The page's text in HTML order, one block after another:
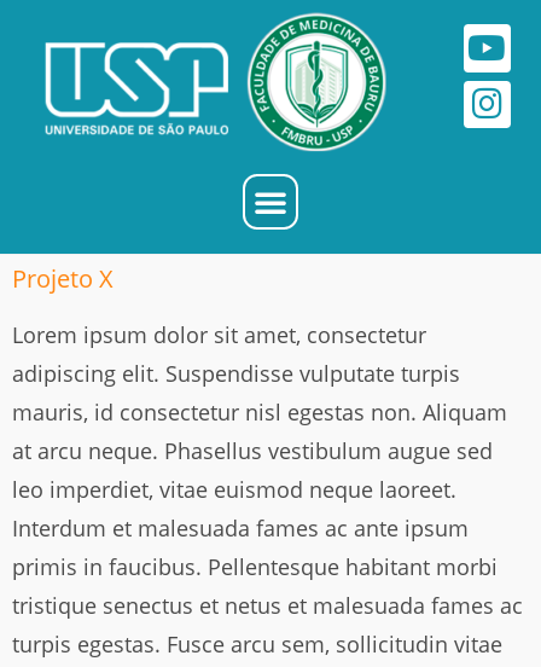
Projeto X
Lorem ipsum dolor sit amet, consectetur
adipiscing elit. Suspendisse vulputate turpis
mauris, id consectetur nisl egestas non. Aliquam
at arcu neque. Phasellus vestibulum augue sed
leo imperdiet, vitae euismod neque laoreet.
Interdum et malesuada fames ac ante ipsum
primis in faucibus. Pellentesque habitant morbi
tristique senectus et netus et malesuada fames ac
turpis egestas. Fusce arcu sem, sollicitudin vitae